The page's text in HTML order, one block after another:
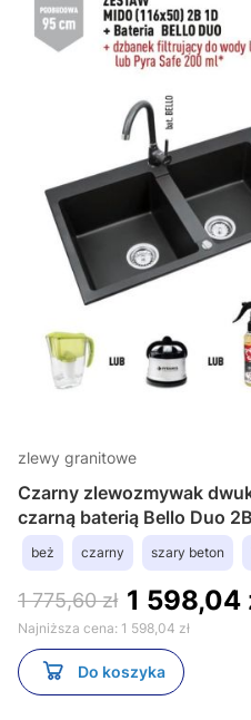
zlewy granitowe
Czarny zlewozmywak
czarną baterią Bello Duo
070090801Bt
beż czarny szary beton
1 775,60 zł 1 598,04
Najniższa cena: 1 598,04 zł
Do koszyka